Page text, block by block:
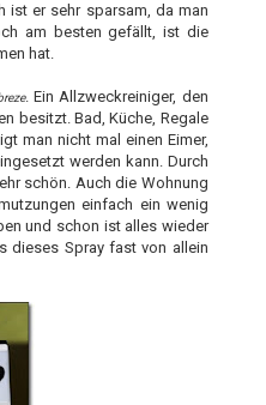
ist er sehr sparsam, da man
am besten gefällt, ist die
hat.
. Ein Allzweckreiniger, den
besitzt. Bad, Küche, Regale
man nicht mal einen Eimer,
werden kann. Durch
schön. Auch die Wohnung
einfach ein wenig
und schon ist alles wieder
dieses Spray fast von allein